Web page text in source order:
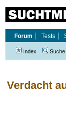
Verdacht
Forum
Tests
Index Suche